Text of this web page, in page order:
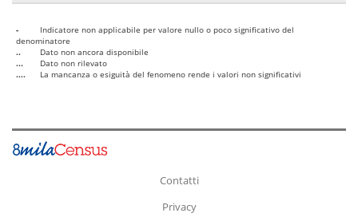
-
Indicatore non applicabile per valore nullo o poco significativo del
denominatore
..
Dato non ancora disponibile
...
Dato non rilevato
....
La mancanza o esiguità del fenomeno rende i valori non significativi
Contatti
Privacy